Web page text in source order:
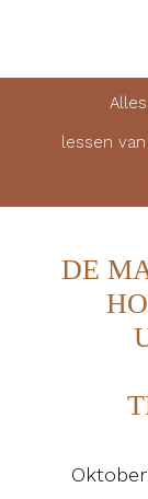
Alles
lessen
DE